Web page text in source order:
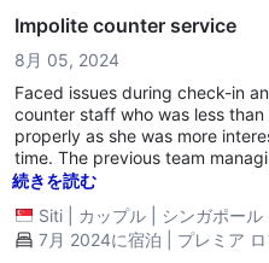
indication of how well the
wasn’t memorable enough, we
cockroach emerging from the
understandably caused panic among
contacted customer service for
that no technician was
Interestingly, the technician
into the middle of my
urgency are not part of the service
serious concerns about the
readiness of your facilities. For
high rating, the absence of
escalated to our relevant
request for compensation,
management team will reach
complete. -- We appreciate you bringing these matters to
our attention and thank you
address them. -- Kind regards, -- The management of
Citadines Fusionopolis
Impolite counter service
8月 05, 2024
Faced issues during check-in
counter staff who was less
properly as she was more
time. The previous team
amazing and would remember us. As a regular at this
this experience left us with a
to return! 👎🏼
続きを読む
Siti
カップル
シンガポール
7月 2024に宿泊 | プレミア ロ